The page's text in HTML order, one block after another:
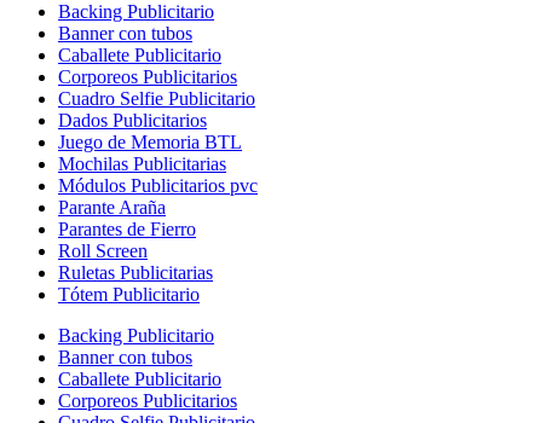
Backing Publicitario
Banner con tubos
Caballete Publicitario
Corporeos Publicitarios
Cuadro Selfie Publicitario
Dados Publicitarios
Juego de Memoria BTL
Mochilas Publicitarias
Módulos Publicitarios pvc
Parante Araña
Parantes de Fierro
Roll Screen
Ruletas Publicitarias
Tótem Publicitario
Backing Publicitario
Banner con tubos
Caballete Publicitario
Corporeos Publicitarios